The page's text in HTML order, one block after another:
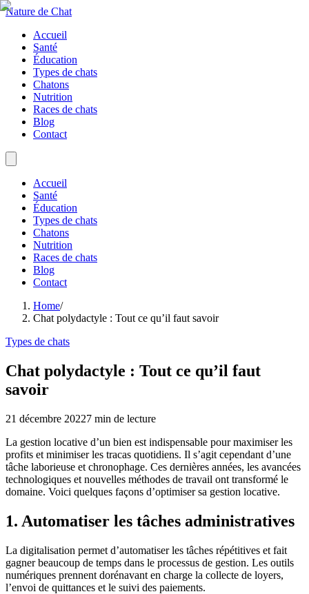
Nature de Chat
Accueil
Santé
Éducation
Types de chats
Chatons
Nutrition
Races de chats
Blog
Contact
Accueil
Santé
Éducation
Types de chats
Chatons
Nutrition
Races de chats
Blog
Contact
Home/
Chat polydactyle : Tout ce qu’il faut savoir
Types de chats
Chat polydactyle : Tout ce qu’il faut
savoir
21 décembre 20227 min de lecture
La gestion locative d’un bien est indispensable pour maximiser les
profits et minimiser les tracas quotidiens. Il s’agit cependant d’une
tâche laborieuse et chronophage. Ces dernières années, les avancées
technologiques et nouvelles méthodes de travail ont transformé le
domaine. Voici quelques façons d’optimiser sa gestion locative.
1. Automatiser les tâches administratives
La digitalisation permet d’automatiser les tâches répétitives et fait
gagner beaucoup de temps dans le processus de gestion. Les outils
numériques prennent dorénavant en charge la collecte de loyers,
l’envoi de quittances et le suivi des paiements.